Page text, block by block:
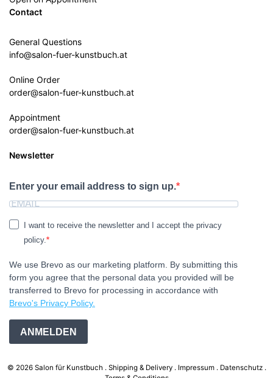
Contact
General Questions
info@salon-fuer-kunstbuch.at
Online Order
order@salon-fuer-kunstbuch.at
Appointment
order@salon-fuer-kunstbuch.at
Newsletter
Enter your email address to sign up.
I want to receive the newsletter and I accept the privacy
policy.
We use Brevo as our marketing platform. By submitting this
form you agree that the personal data you provided will be
transferred to Brevo for processing in accordance with
Brevo's Privacy Policy.
ANMELDEN
© 2026 Salon für Kunstbuch . Shipping & Delivery Impressum
Datenschutz